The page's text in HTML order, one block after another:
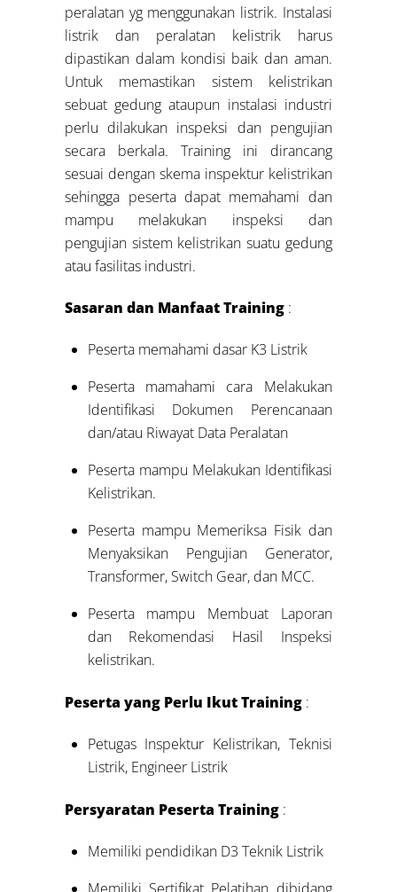
peralatan yg menggunakan listrik. Instalasi
listrik dan peralatan kelistrik harus
dipastikan dalam kondisi baik dan aman.
Untuk memastikan sistem kelistrikan
sebuat gedung ataupun instalasi industri
perlu dilakukan inspeksi dan pengujian
secara berkala. Training ini dirancang
sesuai dengan skema inspektur kelistrikan
sehingga peserta dapat memahami dan
mampu melakukan inspeksi dan
pengujian sistem kelistrikan suatu gedung
atau fasilitas industri.
Sasaran dan Manfaat Training :
Peserta memahami dasar K3 Listrik
Peserta mamahami cara Melakukan
Identifikasi Dokumen Perencanaan
dan/atau Riwayat Data Peralatan
Peserta mampu Melakukan Identifikasi
Kelistrikan.
Peserta mampu Memeriksa Fisik dan
Menyaksikan Pengujian Generator,
Transformer, Switch Gear, dan MCC.
Peserta mampu Membuat Laporan
dan Rekomendasi Hasil Inspeksi
kelistrikan.
Peserta yang Perlu Ikut Training :
Petugas Inspektur Kelistrikan, Teknisi
Listrik, Engineer Listrik
Persyaratan Peserta Training :
Memiliki pendidikan D3 Teknik Listrik